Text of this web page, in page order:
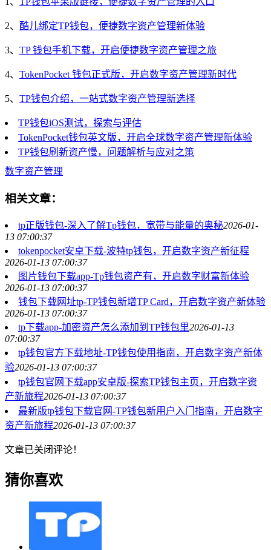
2、 酷儿绑定TP钱包，便捷数字资产管理新体验
3、 TP 钱包手机下载，开启便捷数字资产管理之旅
4、 TokenPocket 钱包正式版，开启数字资产管理新时代
5、 TP钱包介绍，一站式数字资产管理新选择
TP钱包iOS测试，探索与评估
TokenPocket钱包英文版，开启全球数字资产管理新体验
TP钱包刷新资产慢，问题解析与应对之策
数字资产管理
相关文章：
tp正版钱包-深入了解Tp钱包，宽带与能量的奥秘2026-01-
13 07:00:37
tokenpocket安卓下载-波特tp钱包，开启数字资产新征程
2026-01-13 07:00:37
图片钱包下载app-Tp钱包资产有，开启数字财富新体验
2026-01-13 07:00:37
钱包下载网址tp-TP钱包新增TP Card，开启数字资产新体验
2026-01-13 07:00:37
tp下载app-加密资产怎么添加到TP钱包里2026-01-13
07:00:37
tp钱包官方下载地址-TP钱包使用指南，开启数字资产新体
验2026-01-13 07:00:37
tp钱包官网下载app安卓版-探索TP钱包主页，开启数字资
产新旅程2026-01-13 07:00:37
最新版tp钱包下载官网-TP钱包新用户入门指南，开启数字
资产新旅程2026-01-13 07:00:37
文章已关闭评论！
猜你喜欢